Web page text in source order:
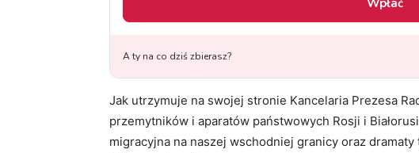
Jak utrzymuje na swojej stronie Kancelaria Prezesa
przemytników i aparatów państwowych Rosji i
migracyjna na naszej wschodniej granicy oraz